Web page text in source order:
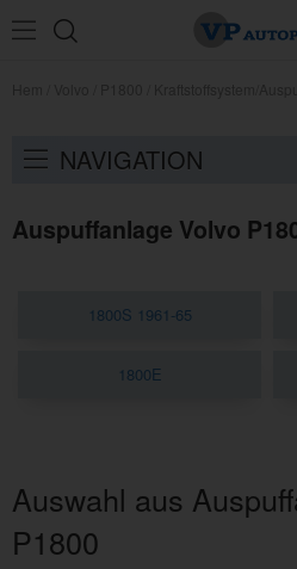
NAVIGATION
Auspuffanlage Volvo
1800S 1961-65
1800E
Auswahl aus
P1800